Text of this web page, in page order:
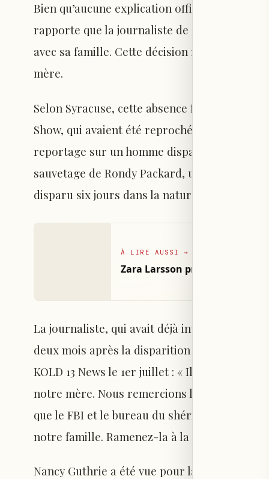
Bien qu’aucune explication officielle n’ait été
rapporte que la journaliste de 54 ans a pris
avec sa famille. Cette décision n’est pas liée
mère.
Selon Syracuse, cette absence fait suite à
Show, qui avaient été reprochés d’avoir
reportage sur un homme disparu. Lors de
sauvetage de Rondy Packard, un
disparu six jours dans la nature californienne.
À LIRE AUSSI →
Zara Larsson présente sa
La journaliste, qui avait déjà interrompu sa
deux mois après la disparition de sa mère
KOLD 13 News le 1er juillet : « Il n’y a pas un
notre mère. Nous remercions les habitants
que le FBI et le bureau du shérif du comté
notre famille. Ramenez-la à la maison. »
Nancy Guthrie a été vue pour la dernière